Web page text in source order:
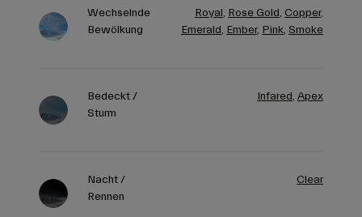
Wechselnde
Bewölkung
Royal, Rose Gold, Copper,
Emerald, Ember, Pink, Smoke
Bedeckt /
Sturm
Infared, Apex
Nacht /
Rennen
Clear